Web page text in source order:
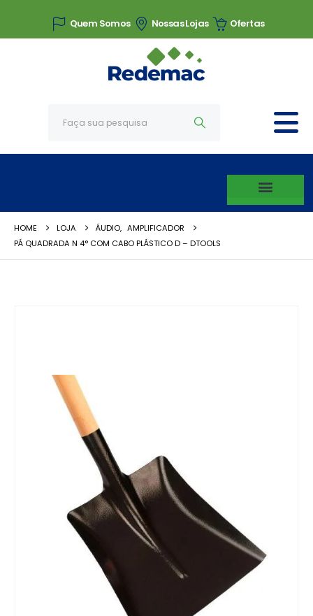
Quem Somos Nossas Lojas Ofertas
HOME LOJA ÁUDIO, AMPLIFICADOR
PÁ QUADRADA N 4° COM CABO PLÁSTICO D – DTOOLS